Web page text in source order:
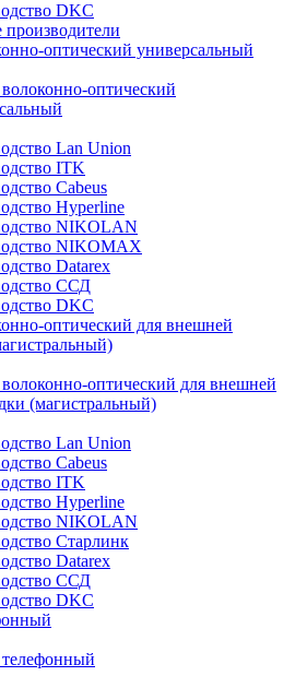
DKC
оптический универсальный
оптический
Lan Union
ITK
Cabeus
Hyperline
NIKOLAN
NIKOMAX
Datarex
ССД
DKC
оптический для внешней
оптический для внешней
(магистральный)
Lan Union
Cabeus
ITK
Hyperline
NIKOLAN
Старлинк
Datarex
ССД
DKC